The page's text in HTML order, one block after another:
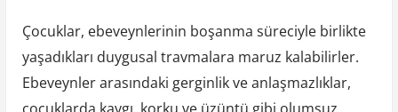
Çocuklar, ebeveynlerinin boşanma süreciyle birlikte
yaşadıkları duygusal travmalara maruz kalabilirler.
Ebeveynler arasındaki gerginlik ve anlaşmazlıklar,